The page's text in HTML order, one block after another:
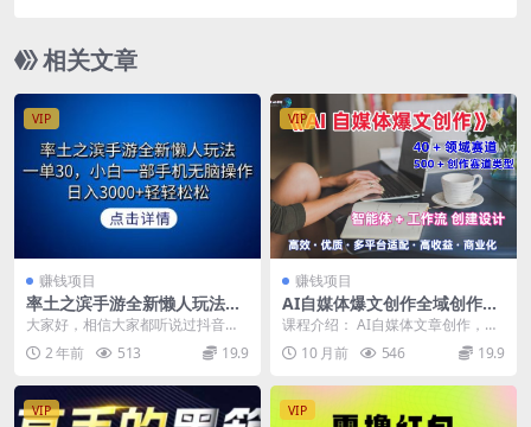
相关文章
VIP
赚钱项目
率土之滨手游全新懒人玩法，
一单30，小白一部手机无脑操
大家好，相信大家都听说过抖音游
戏发行人计划，但是一般做视频的
收益都低的离谱，今天...
2 年前 513 19.9
VIP
赚钱项目
AI自媒体爆文创作全域创作解
析职场领域篇，适配于公众
号、知乎、头条，月入1W+
课程介绍： AI自媒体文章创作，真
正的出路，在于创作优质内容 你是
否还在为这些问...
10 月前 546 19.9
VIP VIP